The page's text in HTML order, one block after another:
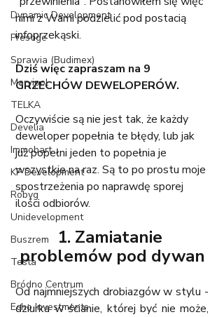
Dynamic Development
Prestige
Sprawia (Budimex)
Marvipol
TELKA
Develia
Immobart
KP Development
Robyg
Unidevelopment
Buszrem
Testa
Bródno Centrum
Echo Investments
nimi z Wami podzielić pod postacią
infoprzekąski.
Dziś więc zapraszam na 9
GRZECHÓW DEWELOPERÓW.
Oczywiście są nie jest tak, że każdy
deweloper popełnia te błędy, lub jak
już popełni jeden to popełnia je
wszystkie na raz. Są to po prostu moje
spostrzeżenia po naprawdę sporej
ilości odbiorów.
1. Zamiatanie
problemów pod dywan
Od najmniejszych drobiazgów w stylu -
dziurka w ścianie, której być nie może,